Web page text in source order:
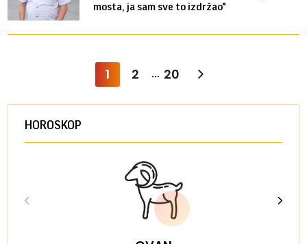
mosta, ja sam sve to izdržao"
1 2 ... 20
HOROSKOP